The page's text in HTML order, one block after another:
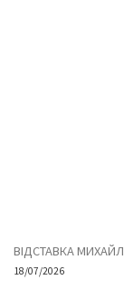
ВІДСТАВКА
18/07/2026